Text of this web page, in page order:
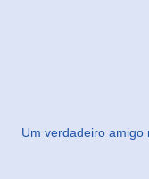
Um verdadeiro amigo